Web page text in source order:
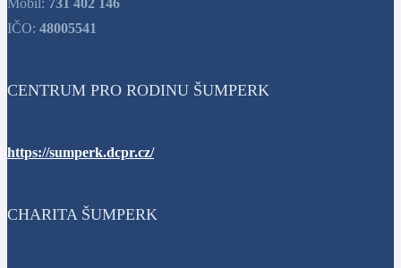
Mobil: 731 402 146
IČO: 48005541
CENTRUM PRO RODINU ŠUMPERK
https://sumperk.dcpr.cz/
CHARITA ŠUMPERK